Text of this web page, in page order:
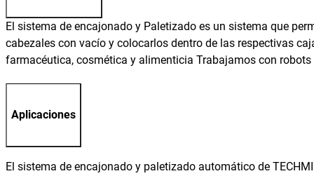
El sistema de encajonado y Paletizado es un sistema que
cabezales con vacío y colocarlos dentro de las respectivas
farmacéutica, cosmética y alimenticia Trabajamos con robots
Aplicaciones
El sistema de encajonado y paletizado automático de